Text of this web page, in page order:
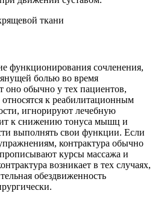
ткани
функционирования сочленения,
болью во время
оно обычно у тех пациентов,
относятся к реабилитационным
игнорируют лечебную
к снижению тонуса мышц и
выполнять свои функции. Если
контрактура обычно
курсы массажа и
возникает в тех случаях,
обездвиженность